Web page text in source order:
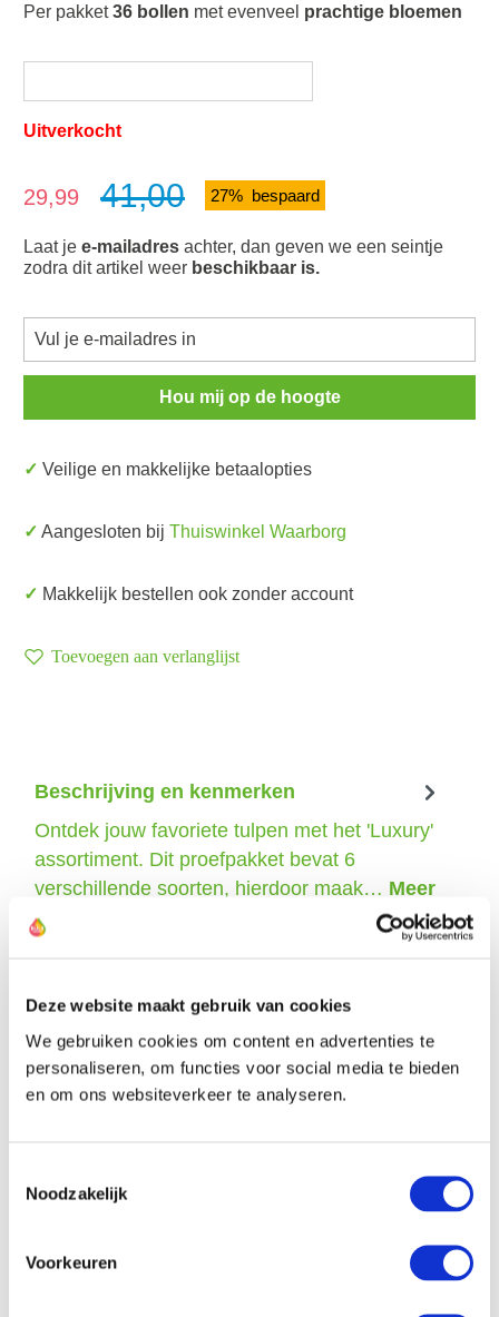
Deze website maakt gebruik van cookies
We gebruiken cookies om content en advertenties te
personaliseren, om functies voor social media te bieden
en om ons websiteverkeer te analyseren.
Noodzakelijk
Voorkeuren
Per pakket36 bollen met evenveel prachtige bloemen
Uitverkocht
Verkoopprijs:
29,99 41,00 27% bespaard
Laat je e-mailadres achter, dan geven we een seintje
zodra dit artikel weer beschikbaar is.
Hou mij op de hoogte
✓ Veilige en makkelijke betaalopties
✓ Aangesloten bij Thuiswinkel Waarborg
✓ Makkelijk bestellen ook zonder account
Toevoegen aan verlanglijst
Beschrijving en kenmerken
Ontdek jouw favoriete tulpen met het 'Luxury'
assortiment. Dit proefpakket bevat 6
verschillende soorten, hierdoor maak… Meer
De kweker van deze tulp